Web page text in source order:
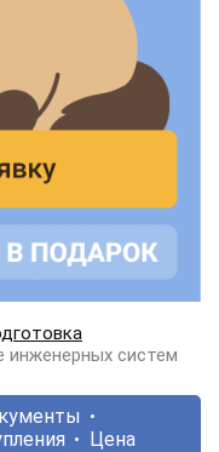
инженерных систем
Цена